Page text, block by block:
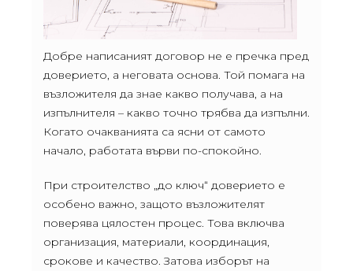
Добре написаният договор не е пречка пред
доверието, а неговата основа. Той помага на
възложителя да знае какво получава, а на
изпълнителя – какво точно трябва да изпълни.
Когато очакванията са ясни от самото
начало, работата върви по-спокойно.
При строителство „до ключ“ доверието е
особено важно, защото възложителят
поверява цялостен процес. Това включва
организация, материали, координация,
срокове и качество. Затова изборът на